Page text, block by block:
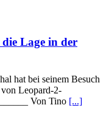
Lage in der
hat bei seinem Besuch
Leopard-2-
Von Tino [...]